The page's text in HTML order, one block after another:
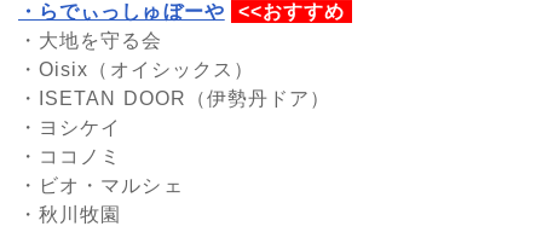
・らでぃっしゅぼーや
<<おすすめ
・大地を守る会
・Oisix（オイシックス）
・ISETAN DOOR（伊勢丹ドア）
・ヨシケイ
・ココノミ
・ビオ・マルシェ
・秋川牧園